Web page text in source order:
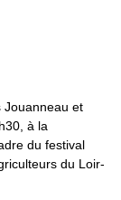
Jouanneau et
à la
du festival
du Loir-